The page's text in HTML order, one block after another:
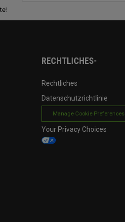
RECHTLICHES-
Rechtliches
Datenschutzrichtlinie
Manage Cookie Preferences
Your Privacy Choices